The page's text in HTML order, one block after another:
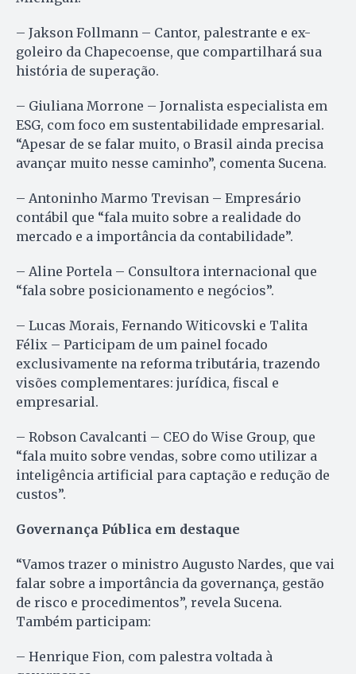
– Jakson Follmann – Cantor, palestrante e ex-
goleiro da Chapecoense, que compartilhará sua
história de superação.
– Giuliana Morrone – Jornalista especialista em
ESG, com foco em sustentabilidade empresarial.
“Apesar de se falar muito, o Brasil ainda precisa
avançar muito nesse caminho”, comenta Sucena.
– Antoninho Marmo Trevisan – Empresário
contábil que “fala muito sobre a realidade do
mercado e a importância da contabilidade”.
– Aline Portela – Consultora internacional que
“fala sobre posicionamento e negócios”.
– Lucas Morais, Fernando Witicovski e Talita
Félix – Participam de um painel focado
exclusivamente na reforma tributária, trazendo
visões complementares: jurídica, fiscal e
empresarial.
– Robson Cavalcanti – CEO do Wise Group, que
“fala muito sobre vendas, sobre como utilizar a
inteligência artificial para captação e redução de
custos”.
Governança Pública em destaque
“Vamos trazer o ministro Augusto Nardes, que vai
falar sobre a importância da governança, gestão
de risco e procedimentos”, revela Sucena.
Também participam:
– Henrique Fion, com palestra voltada à